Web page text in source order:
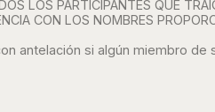
LOS PARTICIPANTES QUE
CON LOS NOMBRES
antelación si algún miembro